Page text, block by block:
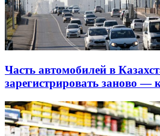
Часть автомобилей в
зарегистрировать заново —